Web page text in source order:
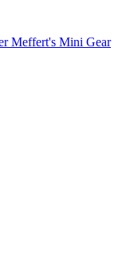
Meffert's Mini Gear